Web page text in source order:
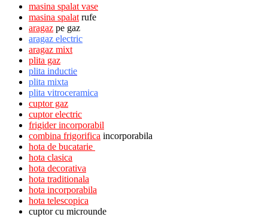
masina spalat vase
masina spalat rufe
aragaz pe gaz
aragaz electric
aragaz mixt
plita gaz
plita inductie
plita mixta
plita vitroceramica
cuptor gaz
cuptor electric
frigider incorporabil
combina frigorifica incorporabila
hota de bucatarie
hota clasica
hota decorativa
hota traditionala
hota incorporabila
hota telescopica
cuptor cu microunde